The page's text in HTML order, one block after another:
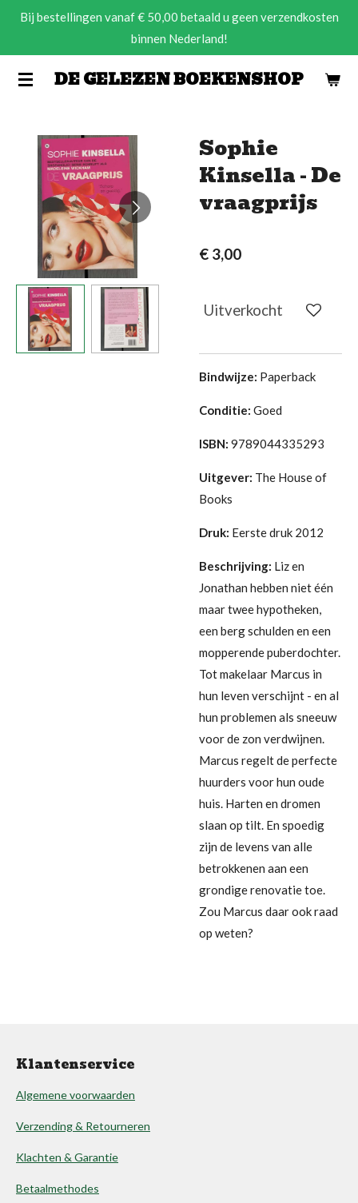
Ga
de
DE GELEZEN BOEKENSHOP
Bij bestellingen vanaf € 50,00 betaald u geen verzendkosten
binnen Nederland!
Sophie
Kinsella - De
vraagprijs
€ 3,00
Uitverkocht
Bindwijze: Paperback
Conditie: Goed
ISBN: 9789044335293
Uitgever: The House of
Books
Druk: Eerste druk 2012
Beschrijving: Liz en
Jonathan hebben niet één
maar twee hypotheken,
een berg schulden en een
mopperende puberdochter.
Tot makelaar Marcus in
hun leven verschijnt - en al
hun problemen als sneeuw
voor de zon verdwijnen.
Marcus regelt de perfecte
huurders voor hun oude
huis. Harten en dromen
slaan op tilt. En spoedig
zijn de levens van alle
betrokkenen aan een
grondige renovatie toe.
Zou Marcus daar ook raad
op weten?
Klantenservice
Algemene voorwaarden
Verzending & Retourneren
Klachten & Garantie
Betaalmethodes